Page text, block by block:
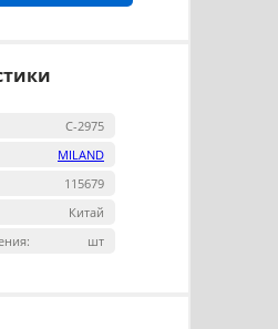
С-2975
MILAND
115679
Китай
шт